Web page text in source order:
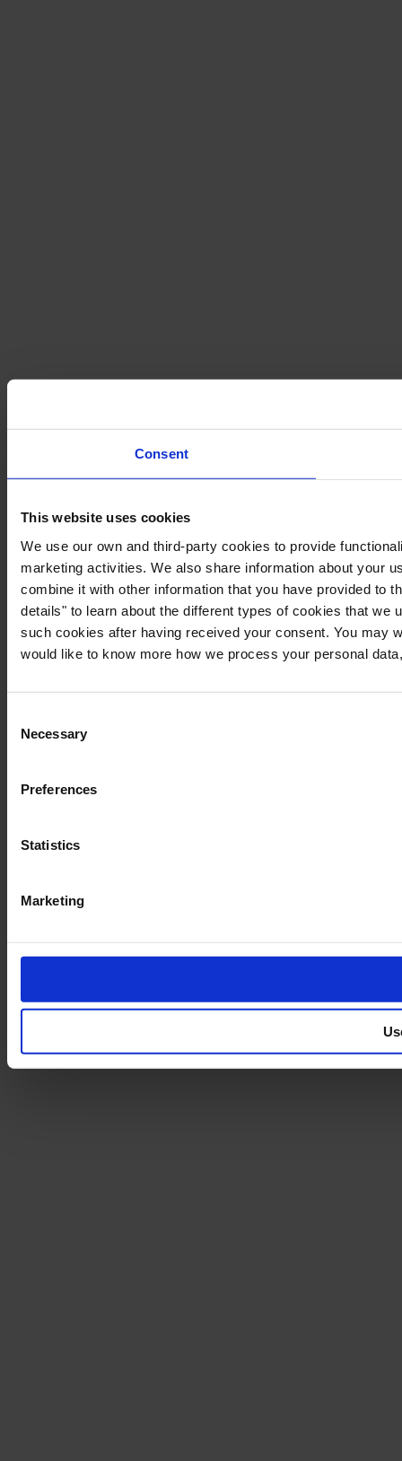
Consent
This website uses cookies
We use our own and third-party cookies to provide
marketing activities. We also share information about your
combine it with other information that you have provided to
details" to learn about the different types of cookies that
such cookies after having received your consent. You may
would like to know more how we process your personal
Selection
Necessary
Preferences
Statistics
Marketing